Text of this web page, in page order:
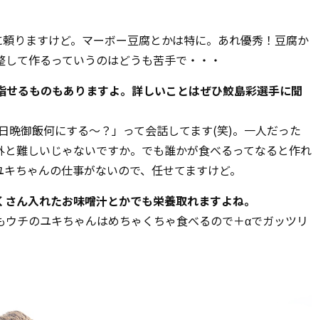
りますけど。マーボー豆腐とかは特に。あれ優秀！豆腐か
て作るっていうのはどうも苦手で・・・
るものもありますよ。詳しいことはぜひ鮫島彩選手に聞
御飯何にする～？」って会話してます(笑)。一人だった
難しいじゃないですか。でも誰かが食べるってなると作れ
ちゃんの仕事がないので、任せてますけど。
ん入れたお味噌汁とかでも栄養取れますよね。
チのユキちゃんはめちゃくちゃ食べるので＋αでガッツリ